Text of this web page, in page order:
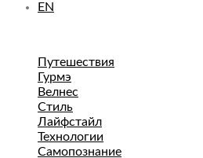
EN
Путешествия
Гурмэ
Велнес
Стиль
Лайфстайл
Технологии
Самопознание